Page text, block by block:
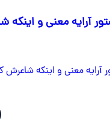
آرایه معنی و اینکه